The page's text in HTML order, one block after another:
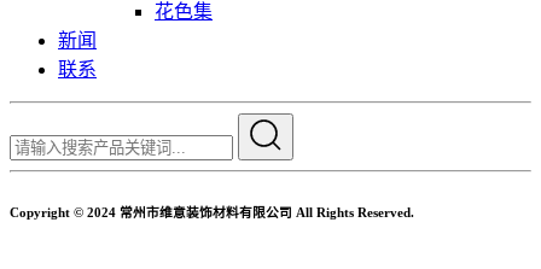
花色集
新闻
联系
Copyright © 2024 常州市维意装饰材料有限公司 All Rights Reserved.